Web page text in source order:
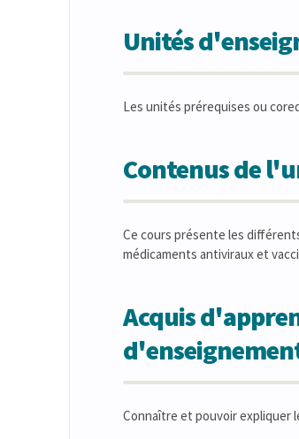
Unités
Les unités prérequises ou
Contenus de
Ce cours présente les
médicaments antiviraux et
Acquis
Connaître et pouvoir expliquer